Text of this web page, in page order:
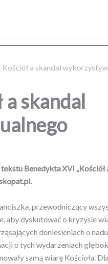
a skandal
a skandal
Benedykta XVI „Kościół
przewodniczący
aby dyskutować o kryzysie
doniesieniach o
o tych wydarzeniach
samą wiarę Kościoła.